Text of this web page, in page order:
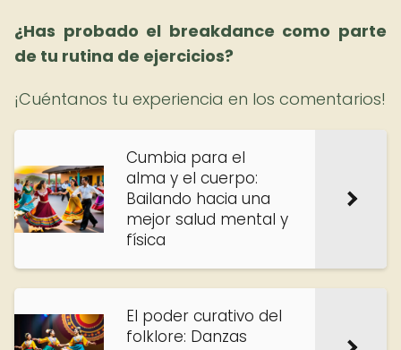
¿Has probado el breakdance como parte
de tu rutina de ejercicios?
¡Cuéntanos tu experiencia en los comentarios!
Cumbia para el
alma y el cuerpo:
Bailando hacia una
mejor salud mental y
física
El poder curativo del
folklore: Danzas